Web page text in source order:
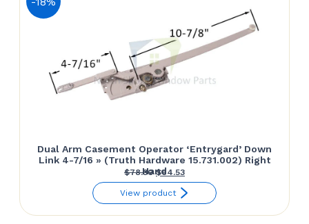
Dual Arm Casement Operator ‘Entrygard’ Down
Link 4-7/16 » (Truth Hardware 15.731.002) Right
Hand
$78.30 Le
prix
$64.53Le
prix
View product